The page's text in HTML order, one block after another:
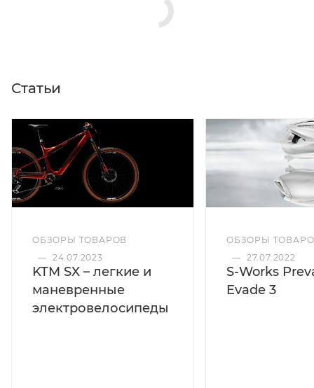
Статьи
ОБЗОРЫ ТОВАРОВ
— 24.07.2023
KTM SX – легкие и
маневренные
электровелосипеды
ОБЗОРЫ
— 27.07.2022
S-Works
Evade 3